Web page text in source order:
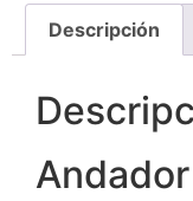
Descripción